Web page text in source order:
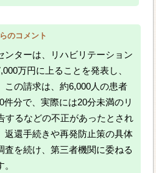
のコメント
ンターは、リハビリテーション
万円に上ることを発表し、
この請求は、約6,000人の患者
件分で、実際には20分未満のリ
するなどの不正があったとされ
返還手続きや再発防止策の具体
査を続け、第三者機関に委ねる